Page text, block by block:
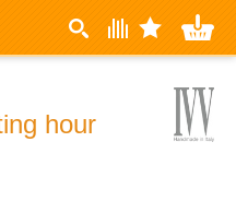
hour